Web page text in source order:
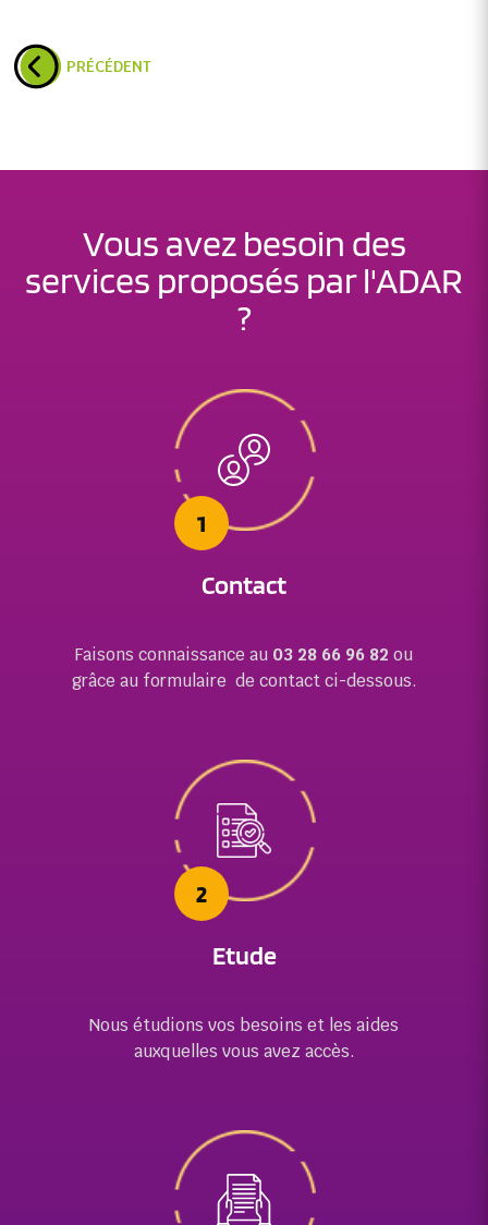
PRÉCÉDENT
Vous avez besoin des
services proposés par l'ADAR
?
1
Contact
Faisons connaissance au 03 28 66 96 82 ou
grâce au formulaire de contact ci-dessous.
2
Etude
Nous étudions vos besoins et les aides
auxquelles vous avez accès.